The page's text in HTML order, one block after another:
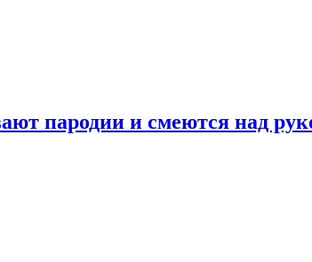
пародии и смеются над